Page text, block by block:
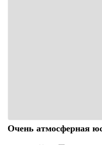
Очень атмосферная